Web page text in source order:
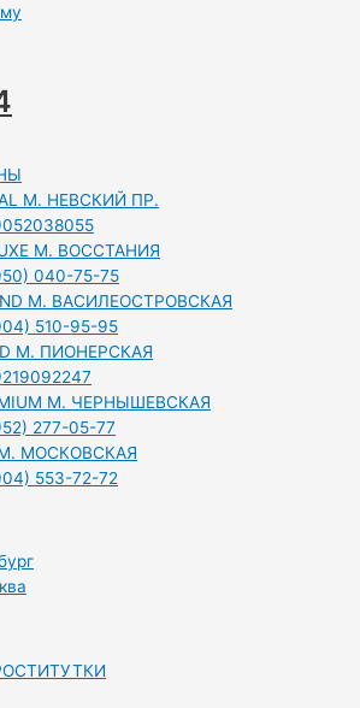
М. НЕВСКИЙ ПР.
М. ВОССТАНИЯ
040-75-75
М. ВАСИЛЕОСТРОВСКАЯ
510-95-95
М. ПИОНЕРСКАЯ
М. ЧЕРНЫШЕВСКАЯ
277-05-77
МОСКОВСКАЯ
553-72-72